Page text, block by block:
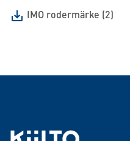
IMO rodermärke (2)